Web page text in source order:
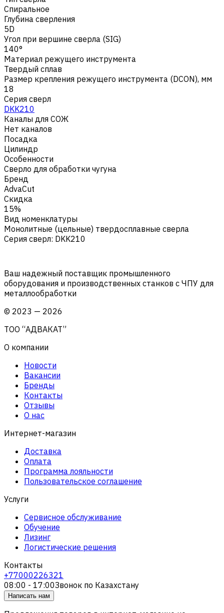
Спиральное
Глубина сверления
5D
Угол при вершине сверла (SIG)
140°
Материал режущего инструмента
Твердый сплав
Размер крепления режущего инструмента (DCON), мм
18
Серия сверл
DKK210
Каналы для СОЖ
Нет каналов
Посадка
Цилиндр
Особенности
Сверло для обработки чугуна
Бренд
AdvaCut
Скидка
15%
Вид номенклатуры
Монолитные (цельные) твердосплавные сверла
Серия сверл: DKK210
Ваш надежный поставщик промышленного
оборудования и производственных станков с ЧПУ для
металлообработки
© 2023 — 2026
ТОО “АДВАКАТ”
О компании
Новости
Вакансии
Бренды
Контакты
Отзывы
О нас
Интернет-магазин
Доставка
Оплата
Программа лояльности
Пользовательское соглашение
Услуги
Сервисное обслуживание
Обучение
Лизинг
Логистические решения
Контакты
+77000226321
08:00 - 17:00Звонок по Казахстану
Написать нам